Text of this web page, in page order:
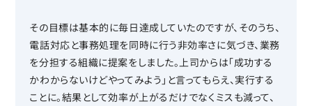
その目標は基本的に毎日達成していたのですが、そのうち、
電話対応と事務処理を同時に行う非効率さに気づき、業務
を分担する組織に提案をしました。上司からは「成功する
かわからないけどやってみよう」と言ってもらえ、実行する
ことに。結果として効率が上がるだけでなくミスも減って、